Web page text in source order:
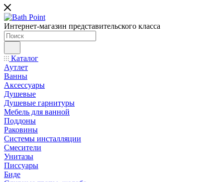
Интернет-магазин представительского класса
Каталог
Аутлет
Ванны
Аксессуары
Душевые
Душевые гарнитуры
Мебель для ванной
Поддоны
Раковины
Системы инсталляции
Смесители
Унитазы
Писсуары
Биде